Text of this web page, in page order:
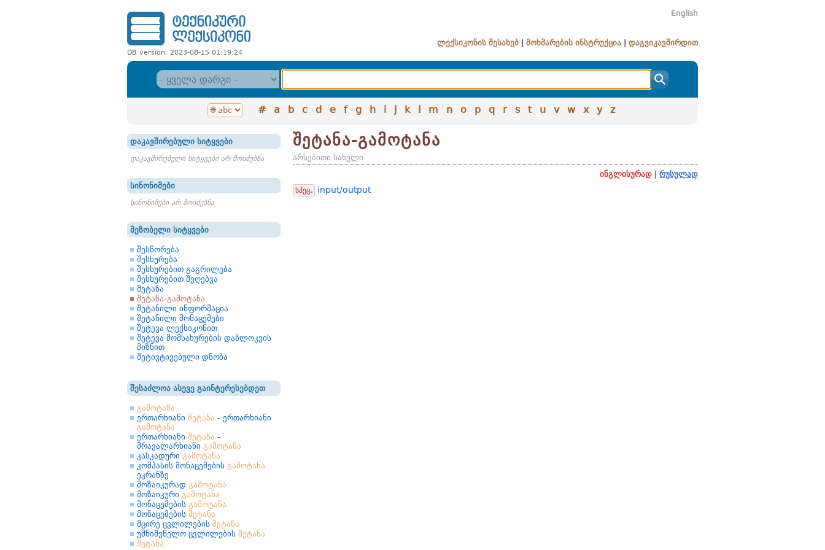
DB version: 2023-08-15 01:19:24
English
ლექსიკონის შესახებ მოხმარების ინსტრუქცია დაგვიკავშირდით
# a b c d e f g h i j k l m n o p q r s t u v w x y z
დაკავშირებული სიტყვები
დაკავშირებული სიტყვები არ მოიძებნა
სინონიმები
სინონიმები არ მოიძებნა
მეზობელი სიტყვები
შესწორება
შესხურება
შესხურებით გაგრილება
შესხურებით შეღებვა
შეტანა
შეტანა-გამოტანა
შეტანილი ინფორმაცია
შეტანილი მონაცემები
შეტევა ლექსიკონით
შეტევა მომსახურების დაბლოკვის
მიზნით
შეტივტივებული დნობა
შესაძლოა ასევე გაინტერესებდეთ
გამოტანა
ერთარხიანი შეტანა - ერთარხიანი
გამოტანა
ერთარხიანი შეტანა -
მრავალარხიანი გამოტანა
კასკადური გამოტანა
კომპასის მონაცემების გამოტანა
ეკრანზე
მოზაიკურად გამოტანა
მოზაიკური გამოტანა
მონაცემების გამოტანა
მონაცემების შეტანა
მცირე ცვლილების შეტანა
უმნიშვნელო ცვლილების შეტანა
შეტანა
შეტანა-გამოტანა
არსებითი სახელი
ინგლისურად
რუსულად
სპეც. input/output